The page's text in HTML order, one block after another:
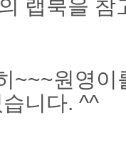
랩북을 참
~~~원영
니다. ^^